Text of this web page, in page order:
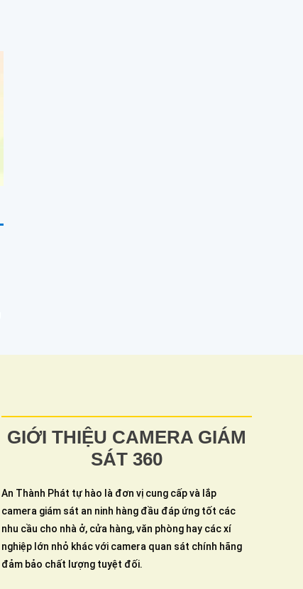
GIỚI THIỆU CAMERA GIÁM
SÁT 360
An Thành Phát tự hào là đơn vị cung cấp và lắp
camera giám sát an ninh hàng đầu đáp ứng tốt các
nhu cầu cho nhà ở, cửa hàng, văn phòng hay các xí
nghiệp lớn nhỏ khác với camera quan sát chính hãng
đảm bảo chất lượng tuyệt đối.